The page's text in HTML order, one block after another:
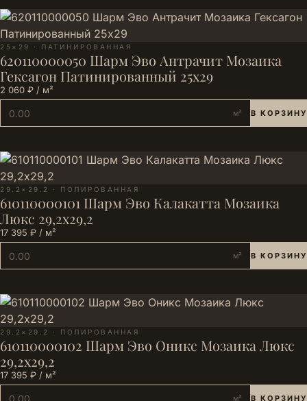
25×29 · ПАТИНИРОВАННАЯ
620110000050 Шарм Эво Антрачит Мозаика
Гексагон Патинированный 25х29
2 060 ₽ / м²
м² В КОРЗИНУ
29.2×29.2 · ПОЛИРОВАННАЯ
610110000101 Шарм Эво Калакатта Мозаика
Люкс 29,2х29,2
17 395 ₽ / м²
м² В КОРЗИНУ
29.2×29.2 · ПОЛИРОВАННАЯ
610110000102 Шарм Эво Оникс Мозаика Люкс
29,2х29,2
17 395 ₽ / м²
м² В КОРЗИНУ